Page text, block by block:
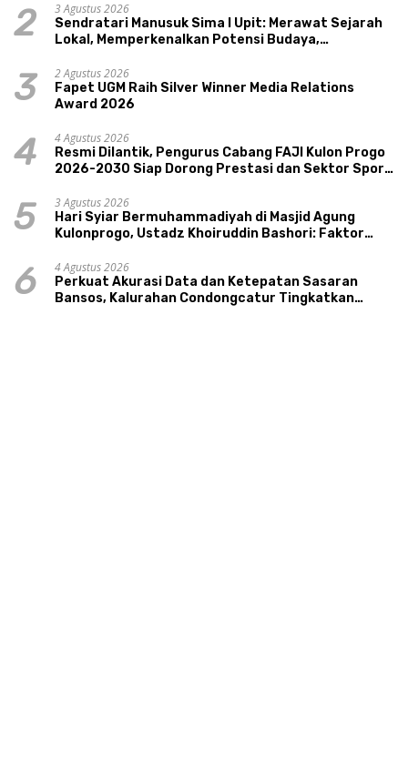
2
3 Agustus 2026
Sendratari Manusuk Sima I Upit: Merawat Sejarah
Lokal, Memperkenalkan Potensi Budaya,
3
2 Agustus 2026
Fapet UGM Raih Silver Winner Media Relations
Award 2026
4
4 Agustus 2026
Resmi Dilantik, Pengurus Cabang FAJI Kulon Progo
2026-2030 Siap Dorong Prestasi dan Sektor Sport
5
3 Agustus 2026
Hari Syiar Bermuhammadiyah di Masjid Agung
Kulonprogo, Ustadz Khoiruddin Bashori: Faktor
6
4 Agustus 2026
Perkuat Akurasi Data dan Ketepatan Sasaran
Bansos, Kalurahan Condongcatur Tingkatkan